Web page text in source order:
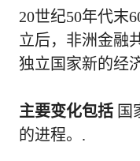
20世纪50年代末
立后，非洲金融
独立国家新的经
主要变化包括 国
的进程。.